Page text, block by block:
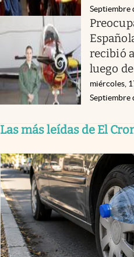
Septiembre
recibió
luego
miércoles,
Septiembre
Las más leídas de El